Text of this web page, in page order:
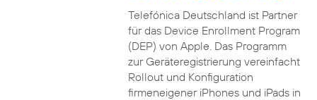
Telefónica Deutschland ist Partner
für das Device Enrollment Program
(DEP) von Apple. Das Programm
zur Geräteregistrierung vereinfacht
Rollout und Konfiguration
firmeneigener iPhones und iPads in